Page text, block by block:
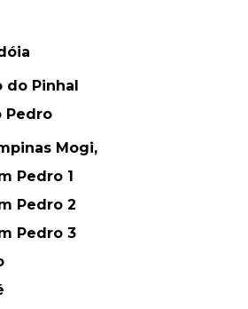
do Pinhal
Pedro
Mogi,
Pedro 1
Pedro 2
Pedro 3